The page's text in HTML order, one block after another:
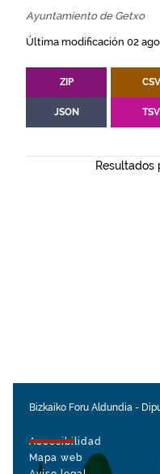
Ayuntamiento de Getxo
Última modificación 02
ZIP CSV
JSON TSV
Resultados
Bizkaiko Foru Aldundia -
Accesibilidad
Mapa web